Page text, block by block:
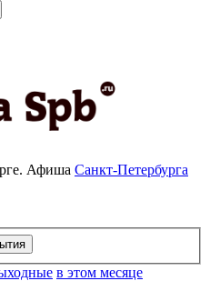
Афиша Санкт-Петербурга
в этом месяце